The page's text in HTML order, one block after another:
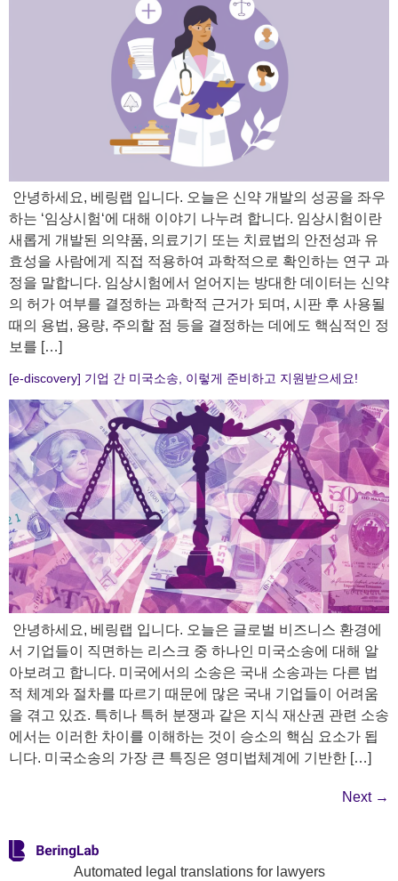
​ 안녕하세요, 베링랩 입니다. 오늘은 신약 개발의 성공을 좌우
하는 ‘임상시험‘에 대해 이야기 나누려 합니다. 임상시험이란
새롭게 개발된 의약품, 의료기기 또는 치료법의 안전성과 유
효성을 사람에게 직접 적용하여 과학적으로 확인하는 연구 과
정을 말합니다. 임상시험에서 얻어지는 방대한 데이터는 신약
의 허가 여부를 결정하는 과학적 근거가 되며, 시판 후 사용될
때의 용법, 용량, 주의할 점 등을 결정하는 데에도 핵심적인 정
보를 […]
[e-discovery] 기업 간 미국소송, 이렇게 준비하고 지원받으세요!
​ 안녕하세요, 베링랩 입니다. 오늘은 글로벌 비즈니스 환경에
서 기업들이 직면하는 리스크 중 하나인 미국소송에 대해 알
아보려고 합니다. 미국에서의 소송은 국내 소송과는 다른 법
적 체계와 절차를 따르기 때문에 많은 국내 기업들이 어려움
을 겪고 있죠. 특히나 특허 분쟁과 같은 지식 재산권 관련 소송
에서는 이러한 차이를 이해하는 것이 승소의 핵심 요소가 됩
니다. 미국소송의 가장 큰 특징은 영미법체계에 기반한 […]
Next →
Automated legal translations for lawyers